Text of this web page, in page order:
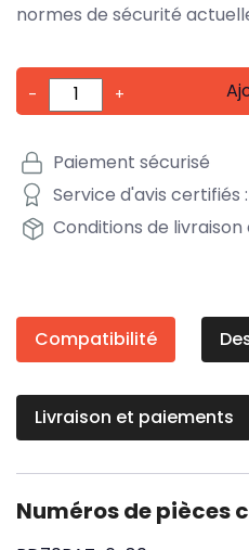
normes de sécurité
- +
Paiement sécurisé
Service d'avis certifiés :
Conditions de
Compatibilité
Livraison et paiements
Numéros de pièces